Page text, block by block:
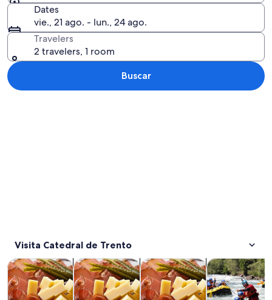
Dates
vie., 21 ago. - lun., 24 ago.
Travelers
2 travelers, 1 room
Buscar
Visita Catedral de Trento
Tours y excursiones de un díaSe abrirá en una nueva pestaña
Cultura e historiaSe abrirá en una nueva
Tours privados yActividades